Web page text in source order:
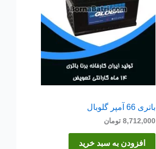
باتری 66 آمپر گلوبال
8,712,000 تومان
افزودن به سبد خرید